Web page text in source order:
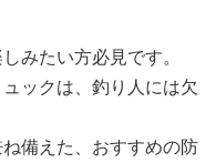
みたい方必見です。
ックは、釣り人には欠
備えた、おすすめの防